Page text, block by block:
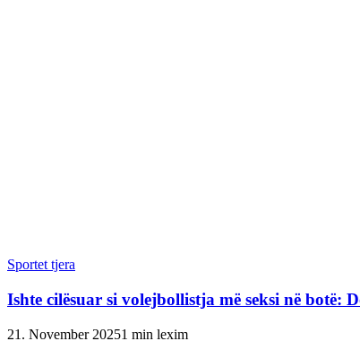
Sportet tjera
Ishte cilësuar si volejbollistja më seksi në botë:
21. November 20251 min lexim